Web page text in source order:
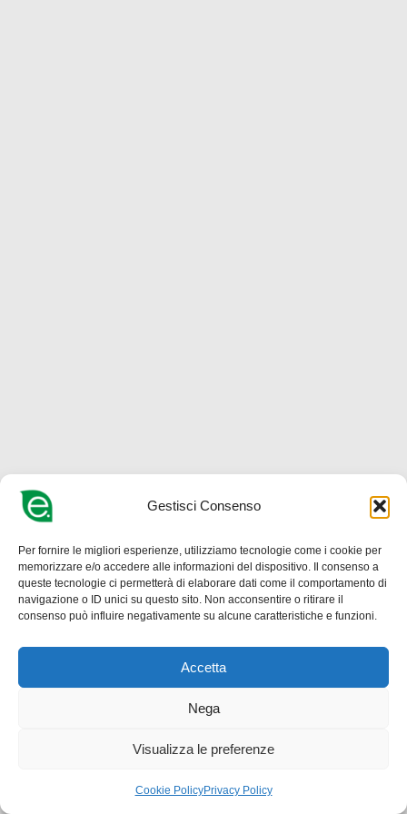
Gestisci Consenso
Per fornire le migliori esperienze, utilizziamo tecnologie come i cookie per
memorizzare e/o accedere alle informazioni del dispositivo. Il consenso a
queste tecnologie ci permetterà di elaborare dati come il comportamento di
navigazione o ID unici su questo sito. Non acconsentire o ritirare il
consenso può influire negativamente su alcune caratteristiche e funzioni.
Accetta
Nega
Visualizza le preferenze
Cookie PolicyPrivacy Policy